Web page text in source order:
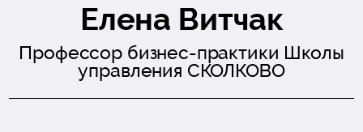
Елена Витчак
Профессор бизнес-практики Школы
управления СКОЛКОВО